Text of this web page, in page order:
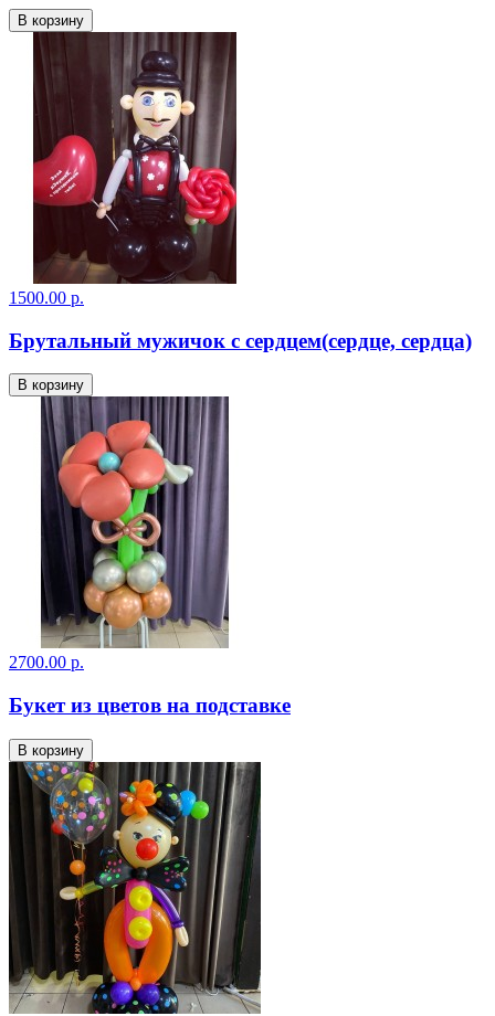
В корзину
1500.00 р.
Брутальный мужичок с сердцем(сердце, сердца)
В корзину
2700.00 р.
Букет из цветов на подставке
В корзину